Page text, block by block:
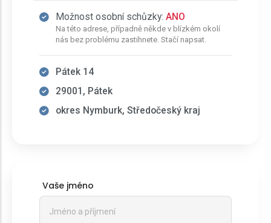
Možnost osobní schůzky: ANO
Na této adrese, případně někde v blízkém okolí
nás bez problému zastihnete. Stačí napsat.
Pátek 14
29001, Pátek
okres Nymburk, Středočeský kraj
Vaše jméno